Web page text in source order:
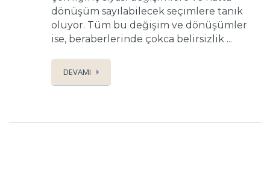
dönüşüm sayılabilecek seçimlere tanık
oluyor. Tüm bu değişim ve dönüşümler
ise, beraberlerinde çokca belirsizlik ...
DEVAMI